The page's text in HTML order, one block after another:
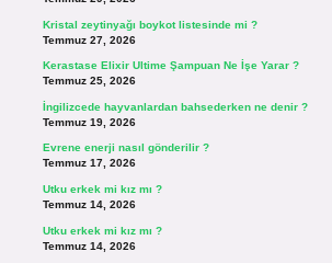
Kristal zeytinyağı boykot listesinde mi ?
Temmuz 27, 2026
Kerastase Elixir Ultime Şampuan Ne İşe Yarar ?
Temmuz 25, 2026
İngilizcede hayvanlardan bahsederken ne denir ?
Temmuz 19, 2026
Evrene enerji nasıl gönderilir ?
Temmuz 17, 2026
Utku erkek mi kız mı ?
Temmuz 14, 2026
Utku erkek mi kız mı ?
Temmuz 14, 2026